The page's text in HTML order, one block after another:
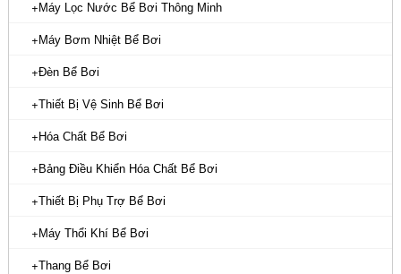
Máy Lọc Nước Bể Bơi Thông Minh
Máy Bơm Nhiệt Bể Bơi
Đèn Bể Bơi
Thiết Bị Vệ Sinh Bể Bơi
Hóa Chất Bể Bơi
Bảng Điều Khiển Hóa Chất Bể Bơi
Thiết Bị Phụ Trợ Bể Bơi
Máy Thổi Khí Bể Bơi
Thang Bể Bơi